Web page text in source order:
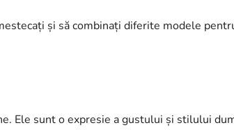
și să combinați diferite modele
Ele sunt o expresie a gustului și stilului